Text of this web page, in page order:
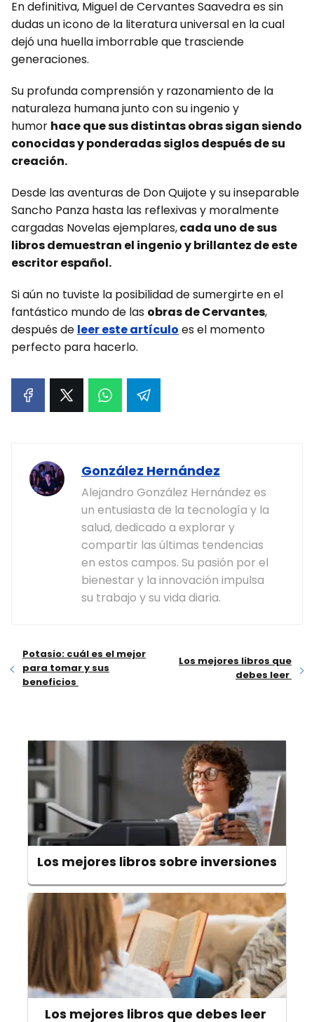
En definitiva, Miguel de Cervantes Saavedra es sin
dudas un icono de la literatura universal en la cual
dejó una huella imborrable que trasciende
generaciones.
Su profunda comprensión y razonamiento de la
naturaleza humana junto con su ingenio y
humor hace que sus distintas obras sigan siendo
conocidas y ponderadas siglos después de su
creación.
Desde las aventuras de Don Quijote y su inseparable
Sancho Panza hasta las reflexivas y moralmente
cargadas Novelas ejemplares,cada uno de sus
libros demuestran el ingenio y brillantez de este
escritor español.
Si aún no tuviste la posibilidad de sumergirte en el
fantástico mundo de las obras de Cervantes,
después de leer este artículo es el momento
perfecto para hacerlo.
González Hernández
Alejandro González Hernández es
un entusiasta de la tecnología y la
salud, dedicado a explorar y
compartir las últimas tendencias
en estos campos. Su pasión por el
bienestar y la innovación impulsa
su trabajo y su vida diaria.
Potasio: cuál es el mejor
para tomar y sus
beneficios
Los mejores libros que
debes leer
Los mejores libros sobre inversiones
Los mejores libros que debes leer